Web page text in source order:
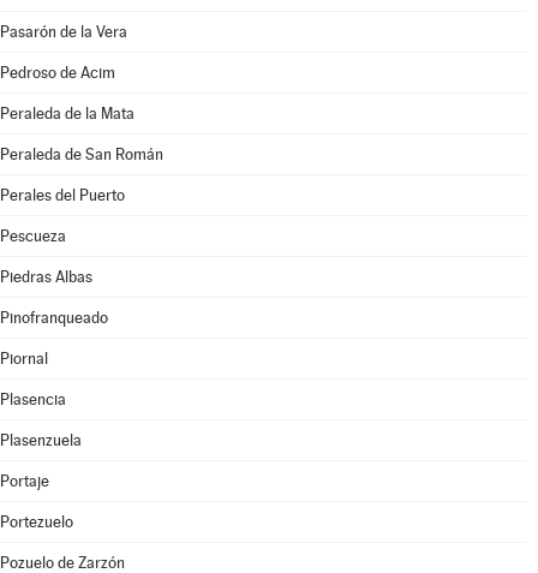
Pasarón de la Vera
Pedroso de Acim
Peraleda de la Mata
Peraleda de San Román
Perales del Puerto
Pescueza
Piedras Albas
Pinofranqueado
Piornal
Plasencia
Plasenzuela
Portaje
Portezuelo
Pozuelo de Zarzón